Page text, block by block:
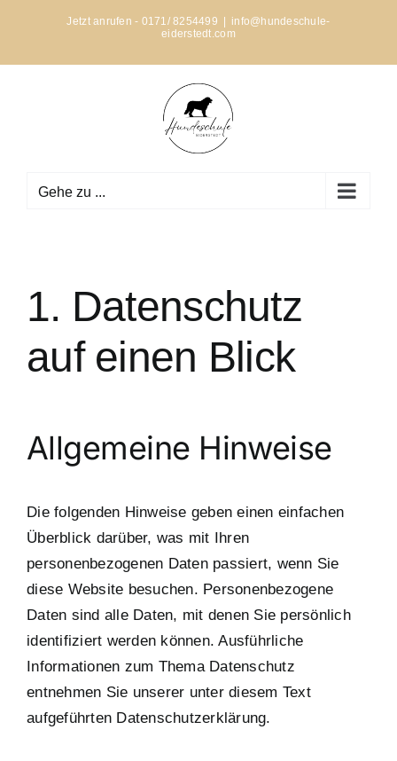
springen
Jetzt anrufen - 0171/ 8254499
info@hundeschule-
eiderstedt.com
Gehe zu ...
1. Datenschutz
auf einen Blick
Allgemeine Hinweise
Die folgenden Hinweise geben einen einfachen
Überblick darüber, was mit Ihren
personenbezogenen Daten passiert, wenn Sie
diese Website besuchen. Personenbezogene
Daten sind alle Daten, mit denen Sie persönlich
identifiziert werden können. Ausführliche
Informationen zum Thema Datenschutz
entnehmen Sie unserer unter diesem Text
aufgeführten Datenschutzerklärung.